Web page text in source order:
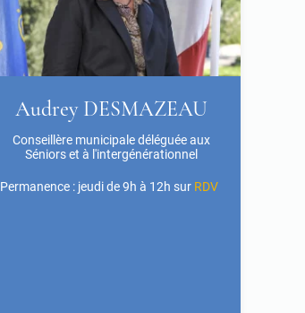
Audrey DESMAZEAU
Conseillère municipale déléguée aux
Séniors et à l'intergénérationnel
Permanence : jeudi de 9h à 12h sur RDV